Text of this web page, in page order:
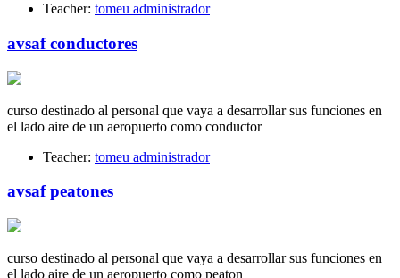
Teacher: tomeu administrador
avsaf conductores
curso destinado al personal que vaya a desarrollar sus funciones en
el lado aire de un aeropuerto como conductor
Teacher: tomeu administrador
avsaf peatones
curso destinado al personal que vaya a desarrollar sus funciones en
el lado aire de un aeropuerto como peaton